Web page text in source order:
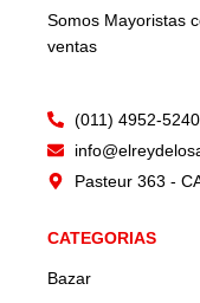
Somos Mayoristas
ventas
(011) 4952-5240
Pasteur 363 -
CATEGORIAS
Bazar